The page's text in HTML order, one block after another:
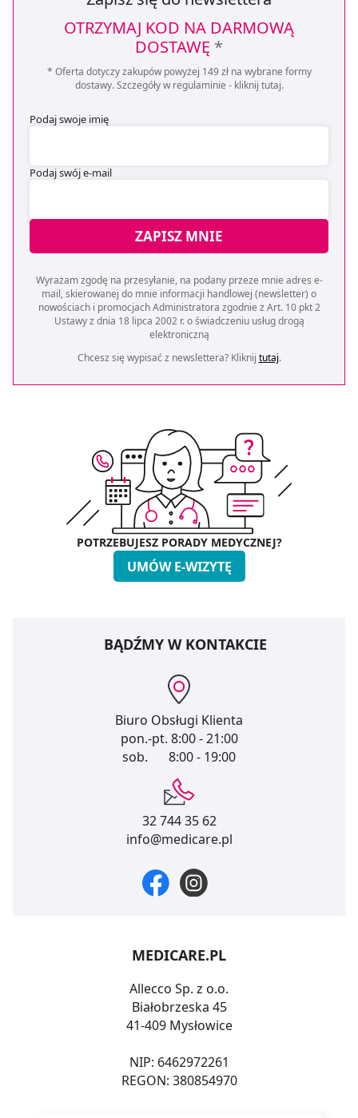
OTRZYMAJ KOD NA DARMOWĄ
DOSTAWĘ *
* Oferta dotyczy zakupów powyżej 149 zł na wybrane formy
dostawy. Szczegóły w regulaminie - kliknij tutaj.
Podaj swoje imię
Podaj swój e-mail
ZAPISZ MNIE
Wyrażam zgodę na przesyłanie, na podany przeze mnie adres e-
mail, skierowanej do mnie informacji handlowej (newsletter) o
nowościach i promocjach Administratora zgodnie z Art. 10 pkt 2
Ustawy z dnia 18 lipca 2002 r. o świadczeniu usług drogą
elektroniczną
Chcesz się wypisać z newslettera? Kliknij tutaj.
POTRZEBUJESZ PORADY MEDYCZNEJ?
UMÓW E-WIZYTĘ
BĄDŹMY W KONTAKCIE
Biuro Obsługi Klienta
pon.-pt. 8:00 - 21:00
sob.
8:00 - 19:00
32 744 35 62
info@medicare.pl
MEDICARE.PL
Allecco Sp. z o.o.
Białobrzeska 45
41-409 Mysłowice
NIP: 6462972261
REGON: 380854970